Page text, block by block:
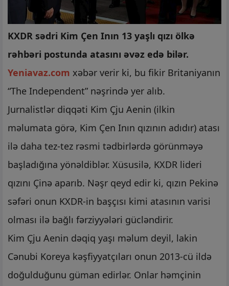
KXDR sədri Kim Çen Inın 13 yaşlı qızı ölkə
rəhbəri postunda atasını əvəz edə bilər.
Yeniavaz.com xəbər verir ki, bu fikir Britaniyanın
“The Independent” nəşrində yer alıb.
Jurnalistlər diqqəti Kim Çju Aenin (ilkin
məlumata görə, Kim Çen Inın qızının adıdır) atası
ilə daha tez-tez rəsmi tədbirlərdə görünməyə
başladığına yönəldiblər. Xüsusilə, KXDR lideri
qızını Çinə aparıb. Nəşr qeyd edir ki, qızın Pekinə
səfəri onun KXDR-in başçısı kimi atasının varisi
olması ilə bağlı fərziyyələri gücləndirir.
Kim Çju Aenin dəqiq yaşı məlum deyil, lakin
Cənubi Koreya kəşfiyyatçıları onun 2013-cü ildə
doğulduğunu güman edirlər. Onlar həmçinin